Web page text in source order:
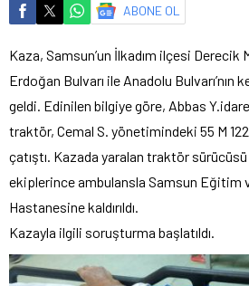
ABONE OL
Kaza, Samsun’un İlkadım ilçesi Derecik
Erdoğan Bulvarı ile Anadolu
geldi. Edinilen bilgiye göre, Abbas
traktör, Cemal S. yönetimindeki 55 M
çatıştı. Kazada yaralan traktör sürücüsü
ekiplerince ambulansla Samsun Eğitim
Hastanesine kaldırıldı.
Kazayla ilgili soruşturma başlatıldı.